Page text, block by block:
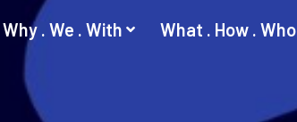
Why . We . With What . How . Who